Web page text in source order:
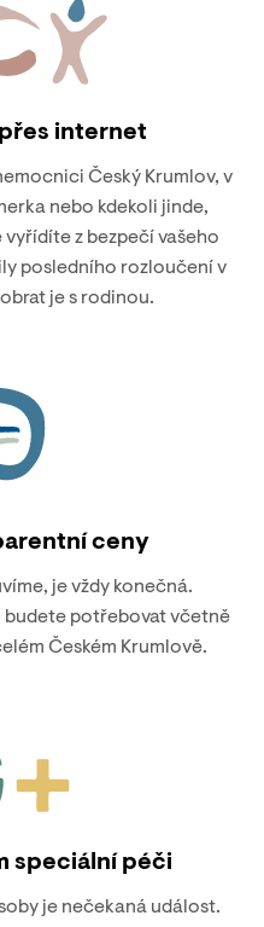
internet
Český Krumlov, v
nebo kdekoli jinde,
z bezpečí vašeho
posledního rozloučení v
je s rodinou.
ceny
je vždy konečná.
budete potřebovat včetně
Českém Krumlově.
speciální péči
je nečekaná událost.